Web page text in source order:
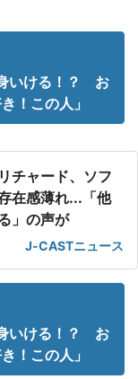
いける！？ お
！この人」
チャード、ソフ
在感薄れ...「他
」の声が
J-CASTニュース
いける！？ お
！この人」